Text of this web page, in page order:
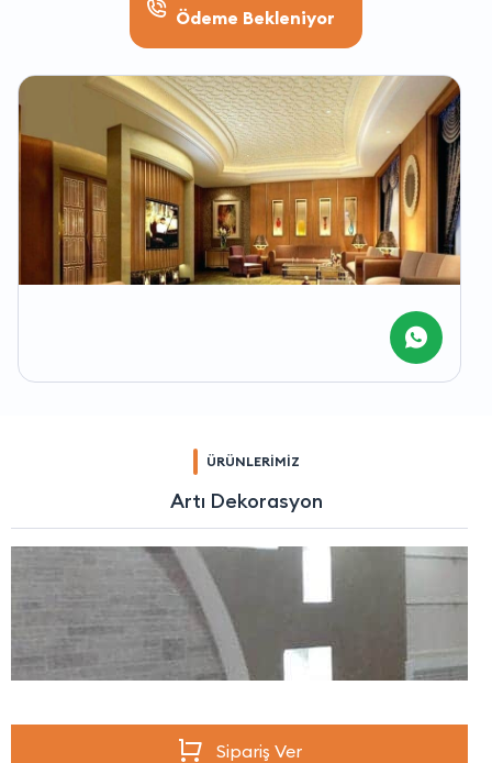
Ödeme Bekleniyor
ÜRÜNLERİMİZ
Artı Dekorasyon
Sipariş Ver